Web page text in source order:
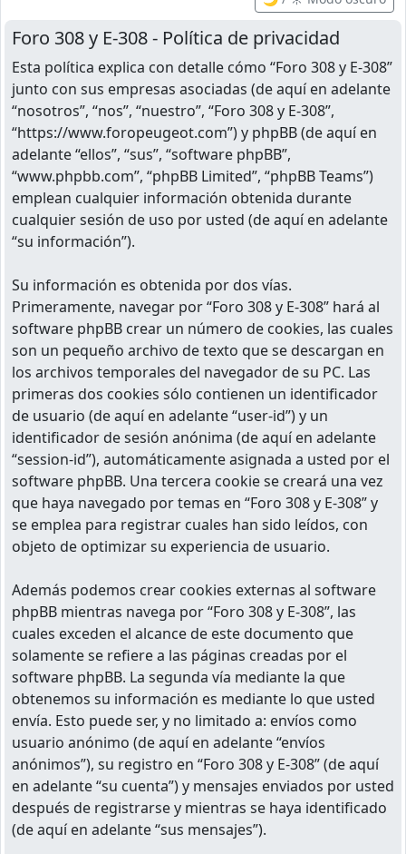
Foro 308 y E-308 - Política de privacidad
Esta política explica con detalle cómo “Foro 308 y E-308”
junto con sus empresas asociadas (de aquí en adelante
“nosotros”, “nos”, “nuestro”, “Foro 308 y E-308”,
“https://www.foropeugeot.com”) y phpBB (de aquí en
adelante “ellos”, “sus”, “software phpBB”,
“www.phpbb.com”, “phpBB Limited”, “phpBB Teams”)
emplean cualquier información obtenida durante
cualquier sesión de uso por usted (de aquí en adelante
“su información”).
Su información es obtenida por dos vías.
Primeramente, navegar por “Foro 308 y E-308” hará al
software phpBB crear un número de cookies, las cuales
son un pequeño archivo de texto que se descargan en
los archivos temporales del navegador de su PC. Las
primeras dos cookies sólo contienen un identificador
de usuario (de aquí en adelante “user-id”) y un
identificador de sesión anónima (de aquí en adelante
“session-id”), automáticamente asignada a usted por el
software phpBB. Una tercera cookie se creará una vez
que haya navegado por temas en “Foro 308 y E-308” y
se emplea para registrar cuales han sido leídos, con
objeto de optimizar su experiencia de usuario.
Además podemos crear cookies externas al software
phpBB mientras navega por “Foro 308 y E-308”, las
cuales exceden el alcance de este documento que
solamente se refiere a las páginas creadas por el
software phpBB. La segunda vía mediante la que
obtenemos su información es mediante lo que usted
envía. Esto puede ser, y no limitado a: envíos como
usuario anónimo (de aquí en adelante “envíos
anónimos”), su registro en “Foro 308 y E-308” (de aquí
en adelante “su cuenta”) y mensajes enviados por usted
después de registrarse y mientras se haya identificado
(de aquí en adelante “sus mensajes”).